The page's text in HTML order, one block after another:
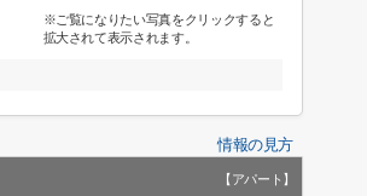
※ご覧になりたい写真をクリックすると
拡大されて表示されます。
情報の見方
【アパート】